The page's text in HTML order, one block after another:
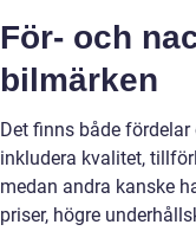
För- och
bilmärken
Det finns både
inkludera kvalitet,
medan andra kanske
priser, högre